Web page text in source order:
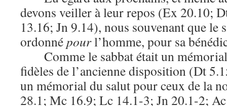
devons veiller à leur repos (Ex 20.10;
13.16; Jn 9.14), nous souvenant que le
ordonnépourl’homme, pour sa
Comme le sabbat était un
fidèles de l’ancienne disposition (Dt
un mémorial du salut pour ceux de la
28.1; Mc 16.9; Lc 14.1-3; Jn 20.1-2;